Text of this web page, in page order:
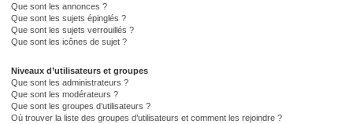
Que sont les annonces ?
Que sont les sujets épinglés ?
Que sont les sujets verrouillés ?
Que sont les icônes de sujet ?
Niveaux d’utilisateurs et groupes
Que sont les administrateurs ?
Que sont les modérateurs ?
Que sont les groupes d’utilisateurs ?
Où trouver la liste des groupes d’utilisateurs et comment les rejoindre ?